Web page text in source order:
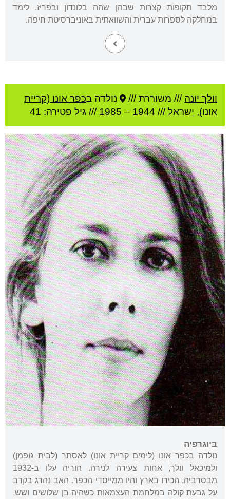
מלבד תקופות קצרות שבהן שהה בלונדון ובפריז. לימד
במחלקה לספרות עברית והשוואתית באוניברסיטת חיפה.
וולך יונה /// משוררת /// נולדה בכפר אונו (קריית
אונו), ישראל///
1944
–
1985 /// גיל פטירה: 41
ביוגרפיה
נולדה בכפר אונו (לימים קריית אונו) לאסתר (לבית גופמן)
ולמיכאל וולך, אחות צעירה לנירה. הוריה עלו ב-1932
מבסרביה, הכירו בארץ והיו ממייסדי הכפר. האב נהרג בקרב
על גבעת קולה במלחמת העצמאות כשהיה בן שלושים ושש.